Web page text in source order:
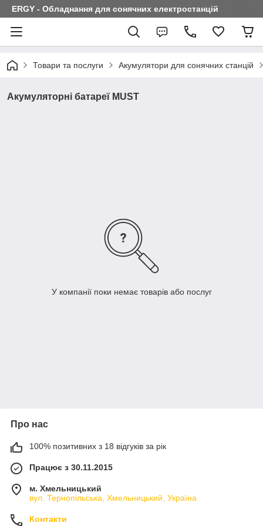
ERGY - Обладнання для сонячних електростанцій
Товари та послуги Акумулятори для сонячних станцій
Акумуляторні батареї MUST
У компанії поки немає товарів або послуг
Про нас
100% позитивних з 18 відгуків за рік
Працює з 30.11.2015
м. Хмельницький
вул. Тернопільська, Хмельницький, Україна
Контакти